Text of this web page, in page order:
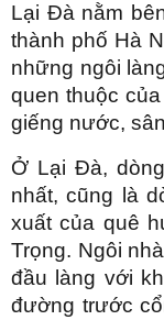
Lại Đà nằm
thành phố Hà
những ngôi
quen thuộc
giếng nước,
Ở Lại Đà,
nhất, cũng là
xuất của quê
Trọng. Ngôi
đầu làng với
đường trước